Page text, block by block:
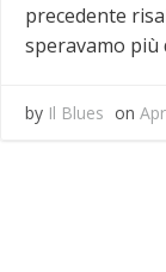
precedente
speravamo più
by Il Blues on